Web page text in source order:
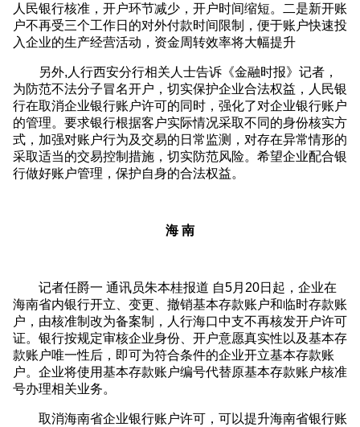
人民银行核准，开户环节减少，开户时间缩短。二是新开账
户不再受三个工作日的对外付款时间限制，便于账户快速投
入企业的生产经营活动，资金周转效率将大幅提升
另外,人行西安分行相关人士告诉《金融时报》记者，
为防范不法分子冒名开户，切实保护企业合法权益，人民银
行在取消企业银行账户许可的同时，强化了对企业银行账户
的管理。要求银行根据客户实际情况采取不同的身份核实方
式，加强对账户行为及交易的日常监测，对存在异常情形的
采取适当的交易控制措施，切实防范风险。希望企业配合银
行做好账户管理，保护自身的合法权益。
海 南
记者任爵一 通讯员朱本桂报道 自5月20日起，企业在
海南省内银行开立、变更、撤销基本存款账户和临时存款账
户，由核准制改为备案制，人行海口中支不再核发开户许可
证。银行按规定审核企业身份、开户意愿真实性以及基本存
款账户唯一性后，即可为符合条件的企业开立基本存款账
户。企业将使用基本存款账户编号代替原基本存款账户核准
号办理相关业务。
取消海南省企业银行账户许可，可以提升海南省银行账